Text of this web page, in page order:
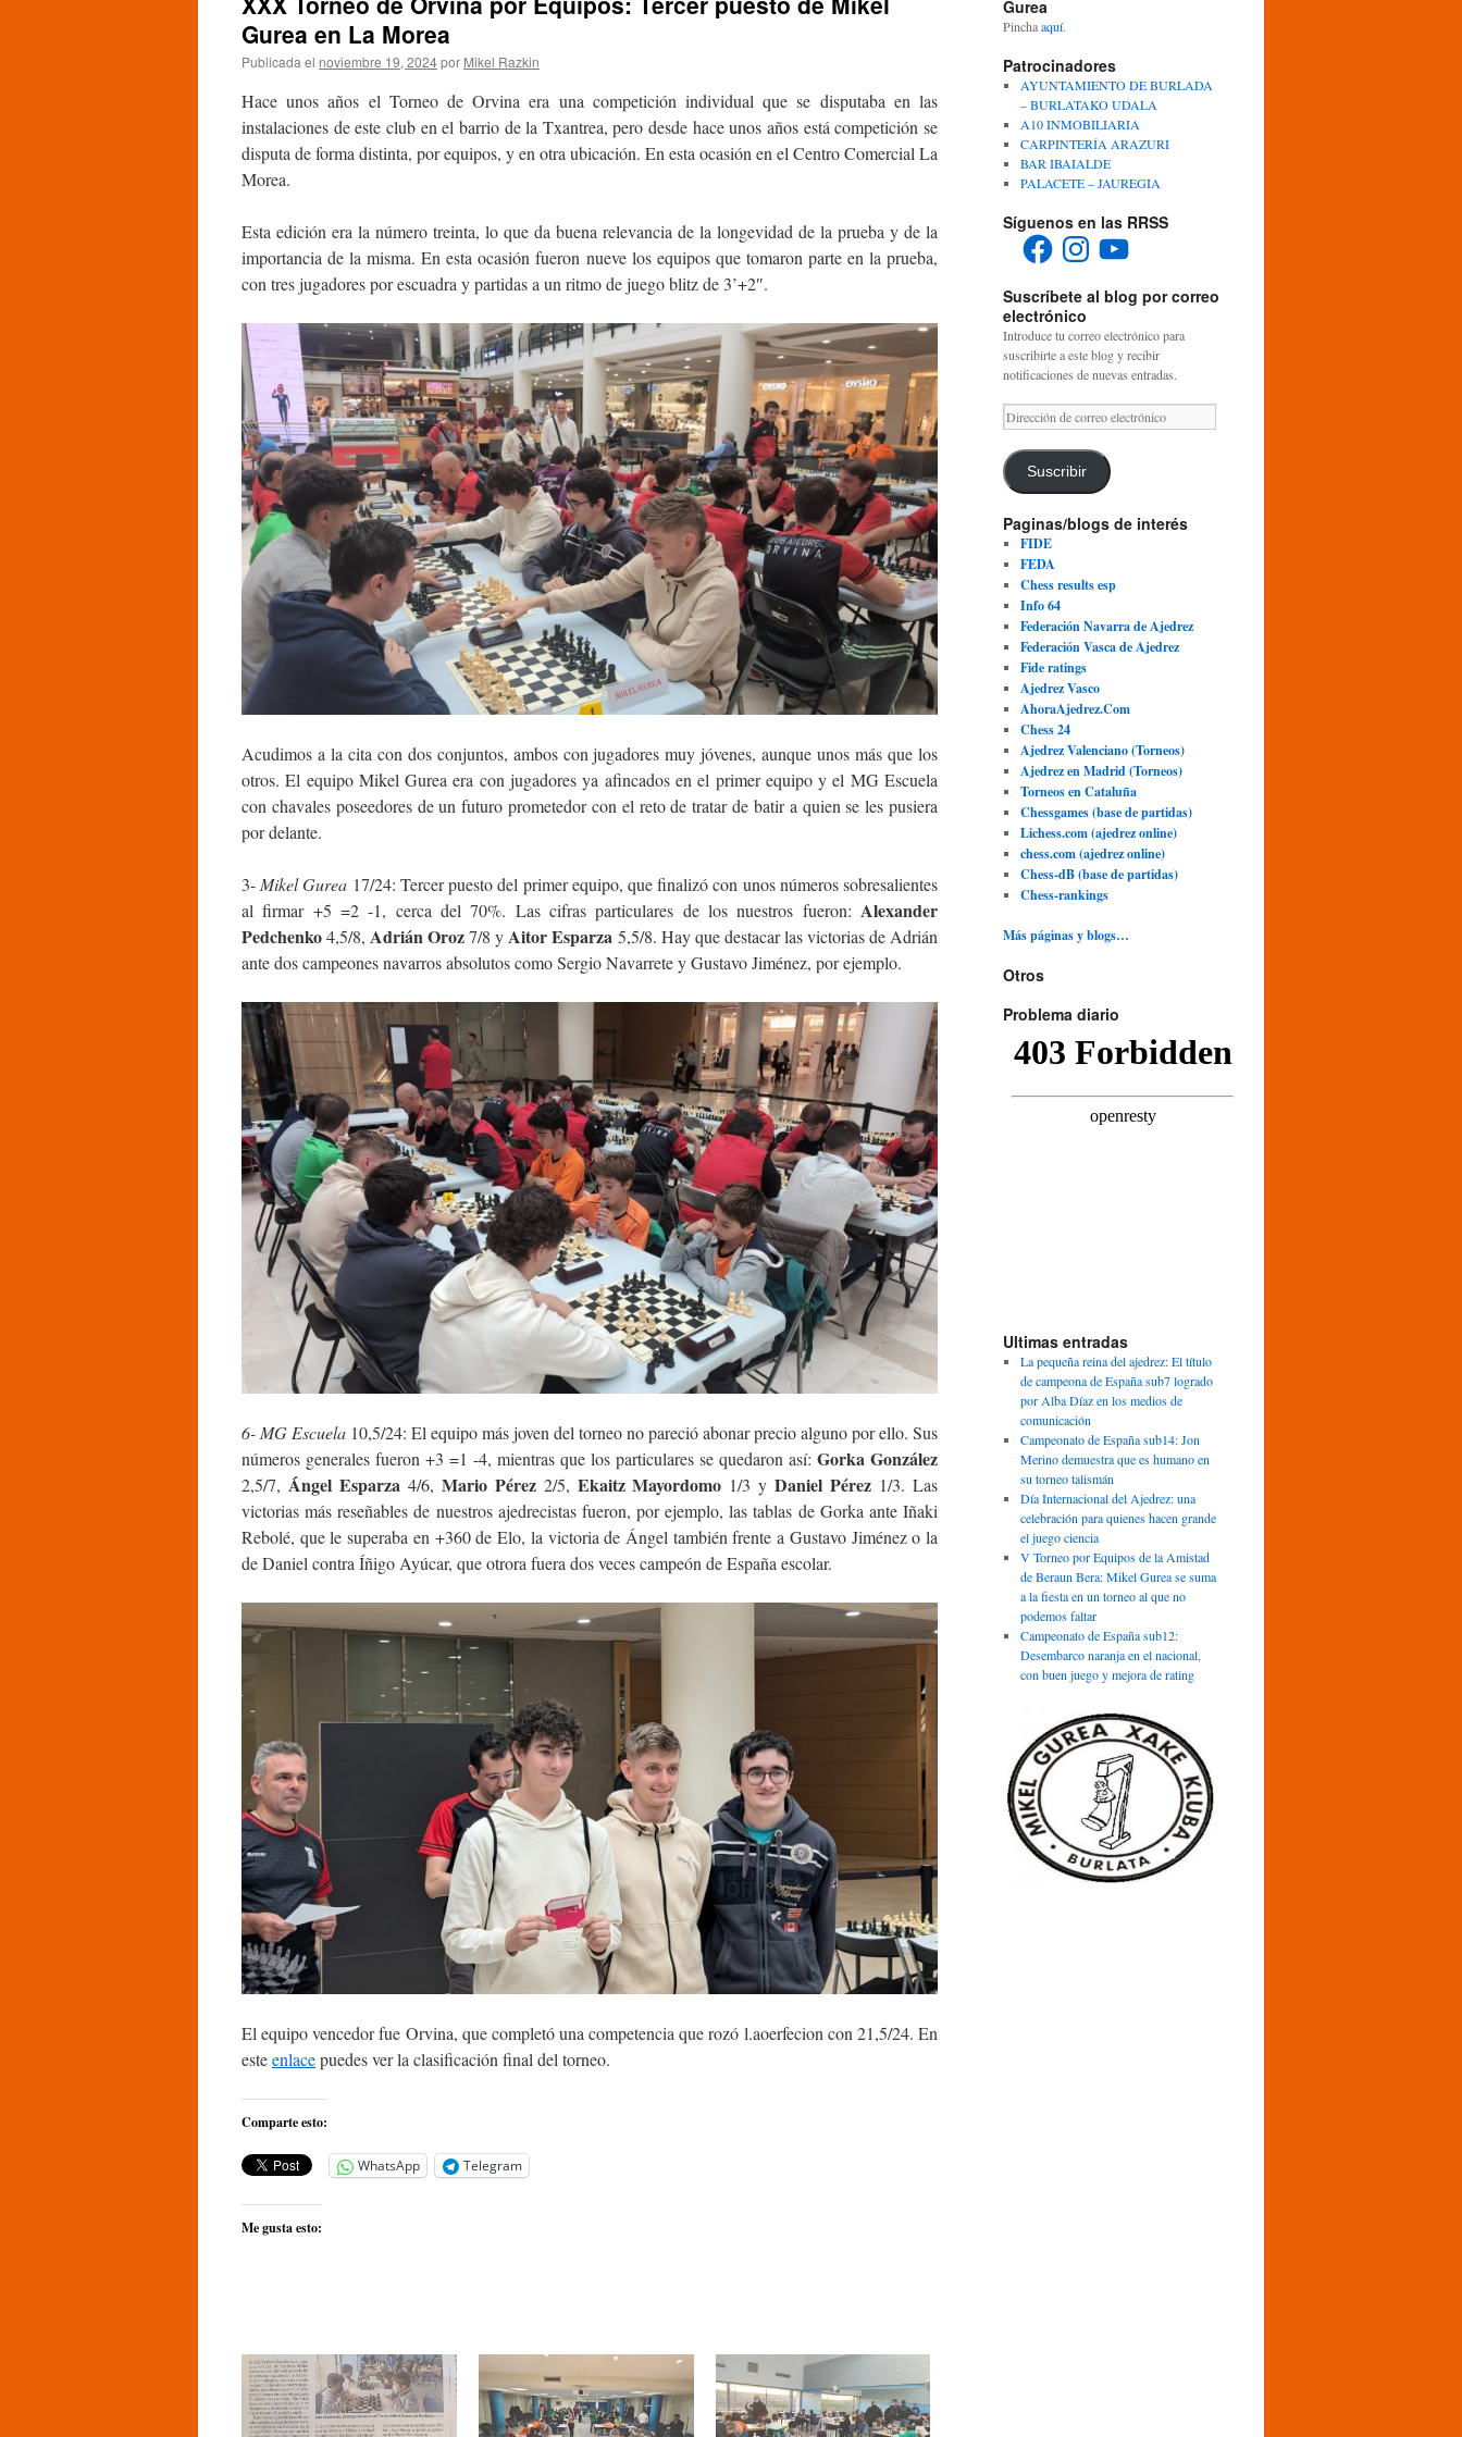
Gurea en La Morea
Publicada el noviembre 19, 2024por Mikel Razkin
Hace unos años el Torneo de Orvina era una competición individual que se disputaba en las
instalaciones de este club en el barrio de la Txantrea, pero desde hace unos años está competición se
disputa de forma distinta, por equipos, y en otra ubicación. En esta ocasión en el Centro Comercial La
Morea.
Esta edición era la número treinta, lo que da buena relevancia de la longevidad de la prueba y de la
importancia de la misma. En esta ocasión fueron nueve los equipos que tomaron parte en la prueba,
con tres jugadores por escuadra y partidas a un ritmo de juego blitz de 3’+2″.
Acudimos a la cita con dos conjuntos, ambos con jugadores muy jóvenes, aunque unos más que los
otros. El equipo Mikel Gurea era con jugadores ya afincados en el primer equipo y el MG Escuela
con chavales poseedores de un futuro prometedor con el reto de tratar de batir a quien se les pusiera
por delante.
3- Mikel Gurea 17/24: Tercer puesto del primer equipo, que finalizó con unos números sobresalientes
al firmar +5 =2 -1, cerca del 70%. Las cifras particulares de los nuestros fueron: Alexander
Pedchenko4,5/8, Adrián Oroz7/8 y Aitor Esparza 5,5/8. Hay que destacar las victorias de Adrián
ante dos campeones navarros absolutos como Sergio Navarrete y Gustavo Jiménez, por ejemplo.
6- MG Escuela 10,5/24: El equipo más joven del torneo no pareció abonar precio alguno por ello. Sus
números generales fueron +3 =1 -4, mientras que los particulares se quedaron así: Gorka González
2,5/7, Ángel Esparza 4/6, Mario Pérez2/5, Ekaitz Mayordomo 1/3 yDaniel Pérez 1/3. Las
victorias más reseñables de nuestros ajedrecistas fueron, por ejemplo, las tablas de Gorka ante Iñaki
Rebolé, que le superaba en +360 de Elo, la victoria de Ángel también frente a Gustavo Jiménez o la
de Daniel contra Íñigo Ayúcar, que otrora fuera dos veces campeón de España escolar.
El equipo vencedor fue Orvina, que completó una competencia que rozó l.aoerfecion con 21,5/24. En
esteenlacepuedes ver la clasificación final del torneo.
Comparte esto:
WhatsApp Telegram
Me gusta esto:
Gurea
Pinchaaquí.
Patrocinadores
AYUNTAMIENTO DE BURLADA
– BURLATAKO UDALA
A10 INMOBILIARIA
CARPINTERÍA ARAZURI
BAR IBAIALDE
PALACETE – JAUREGIA
Síguenos en las RRSS
FacebookInstagramYouTube
Suscríbete al blog por correo
electrónico
Introduce tu correo electrónico para
suscribirte a este blog y recibir
notificaciones de nuevas entradas.
Dirección
de
correo
electrónico
Suscribir
Paginas/blogs de interés
FIDE
FEDA
Chess results esp
Info 64
Federación Navarra de Ajedrez
Federación Vasca de Ajedrez
Fide ratings
Ajedrez Vasco
AhoraAjedrez.Com
Chess 24
Ajedrez Valenciano (Torneos)
Ajedrez en Madrid (Torneos)
Torneos en Cataluña
Chessgames (base de partidas)
Lichess.com (ajedrez online)
chess.com (ajedrez online)
Chess-dB (base de partidas)
Chess-rankings
Más páginas y blogs…
Otros
Problema diario
Ultimas entradas
La pequeña reina del ajedrez: El título
de campeona de España sub7 logrado
por Alba Díaz en los medios de
comunicación
Campeonato de España sub14: Jon
Merino demuestra que es humano en
su torneo talismán
Día Internacional del Ajedrez: una
celebración para quienes hacen grande
el juego ciencia
V Torneo por Equipos de la Amistad
de Beraun Bera: Mikel Gurea se suma
a la fiesta en un torneo al que no
podemos faltar
Campeonato de España sub12:
Desembarco naranja en el nacional,
con buen juego y mejora de rating